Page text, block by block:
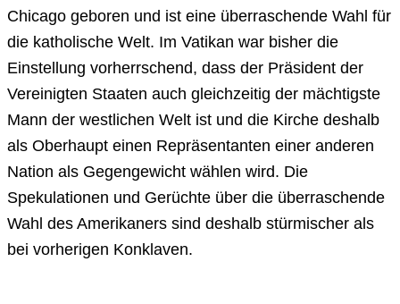
Chicago geboren und ist eine überraschende Wahl für
die katholische Welt. Im Vatikan war bisher die
Einstellung vorherrschend, dass der Präsident der
Vereinigten Staaten auch gleichzeitig der mächtigste
Mann der westlichen Welt ist und die Kirche deshalb
als Oberhaupt einen Repräsentanten einer anderen
Nation als Gegengewicht wählen wird. Die
Spekulationen und Gerüchte über die überraschende
Wahl des Amerikaners sind deshalb stürmischer als
bei vorherigen Konklaven.